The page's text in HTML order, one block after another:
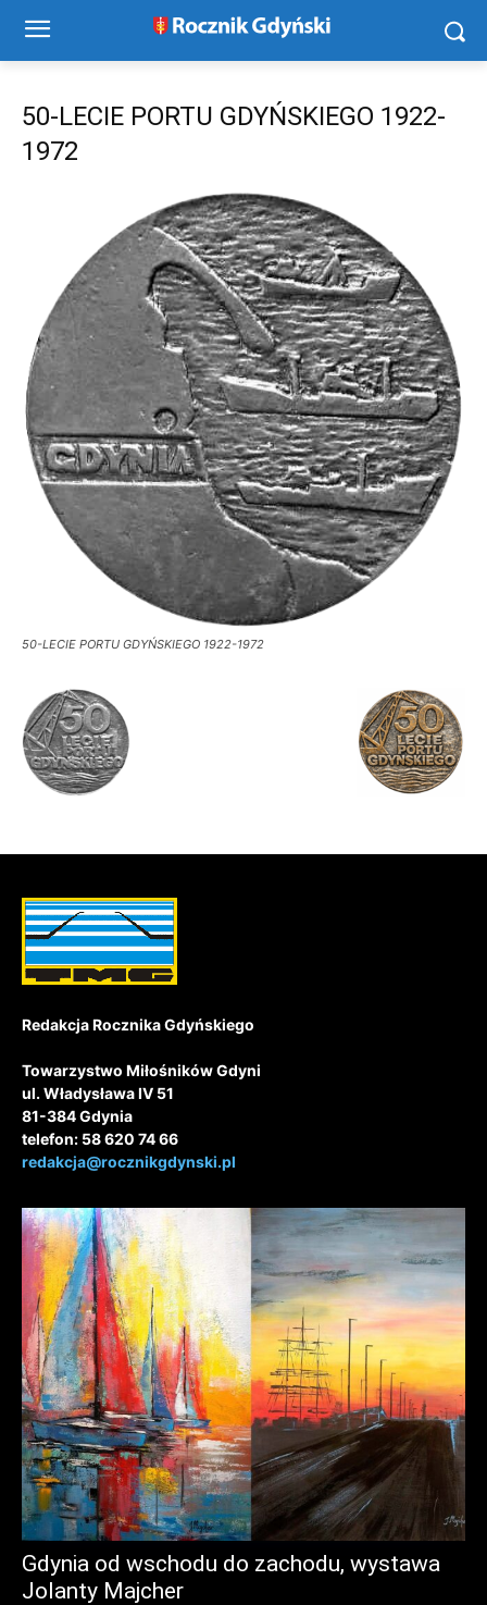
50-LECIE PORTU GDYŃSKIEGO 1922-
1972
50-LECIE PORTU GDYŃSKIEGO 1922-1972
Redakcja Rocznika Gdyńskiego
Towarzystwo Miłośników Gdyni
ul. Władysława IV 51
81-384 Gdynia
telefon: 58 620 74 66
redakcja@rocznikgdynski.pl
Gdynia od wschodu do zachodu, wystawa
Jolanty Majcher